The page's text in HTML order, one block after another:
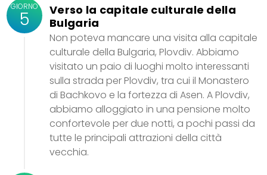
GIORNO
5
Verso la capitale culturale della
Bulgaria
Non poteva mancare una visita alla capitale
culturale della Bulgaria, Plovdiv. Abbiamo
visitato un paio di luoghi molto interessanti
sulla strada per Plovdiv, tra cui il Monastero
di Bachkovo e la fortezza di Asen. A Plovdiv,
abbiamo alloggiato in una pensione molto
confortevole per due notti, a pochi passi da
tutte le principali attrazioni della città
vecchia.